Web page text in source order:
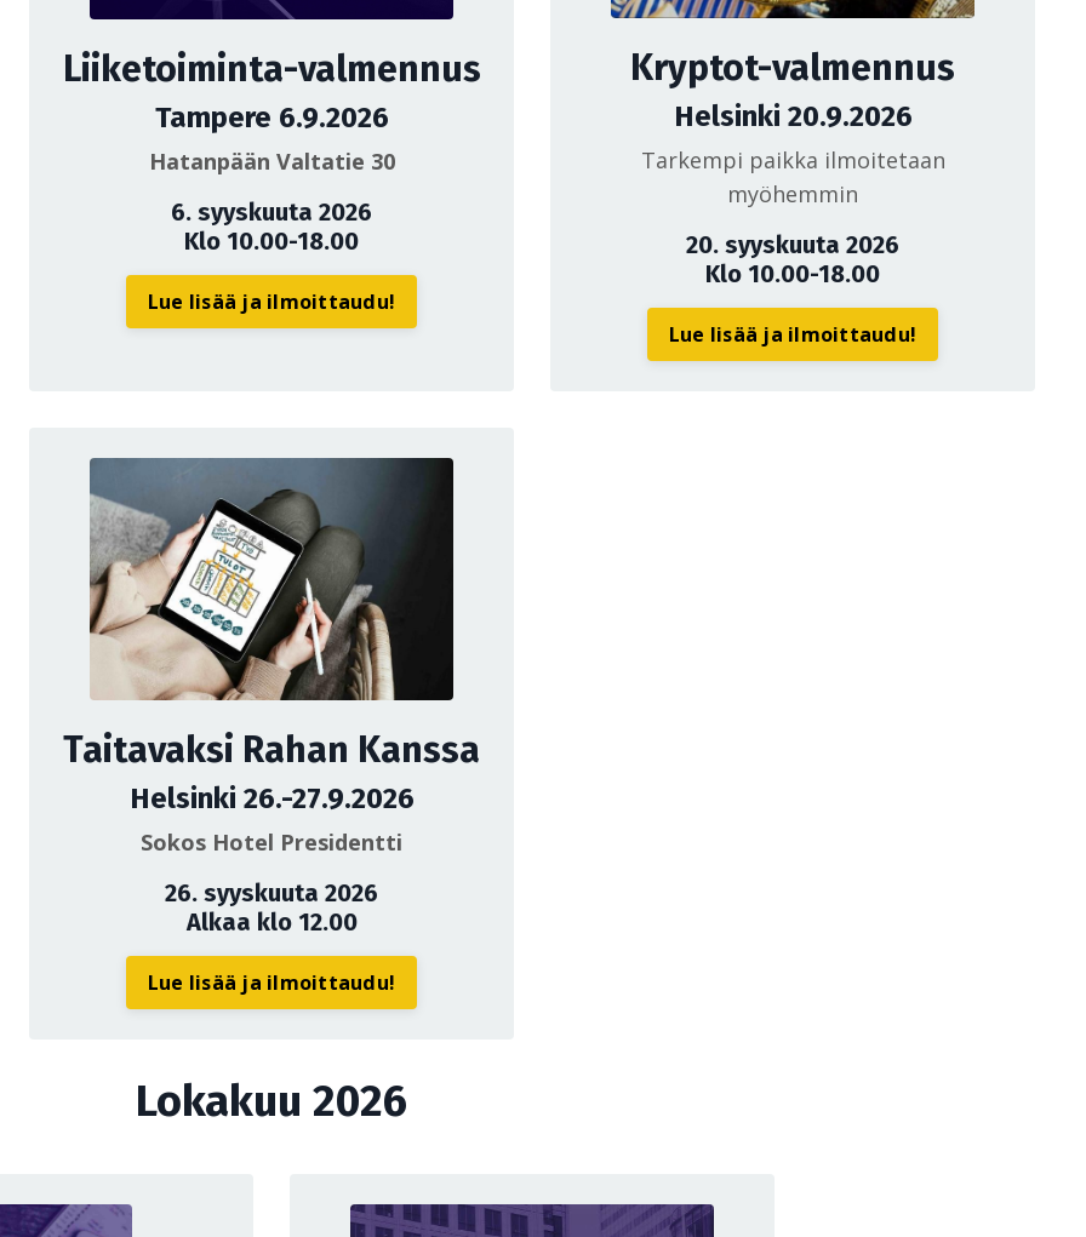
Liiketoiminta-valmennus
Tampere 6.9.2026
Hatanpään Valtatie 30
6. syyskuuta 2026
Klo 10.00-18.00
Lue lisää ja ilmoittaudu!
Kryptot-valmennus
Helsinki 20.9.2026
Tarkempi paikka ilmoitetaan
myöhemmin
20. syyskuuta 2026
Klo 10.00-18.00
Lue lisää ja ilmoittaudu!
Taitavaksi Rahan Kanssa
Helsinki 26.-27.9.2026
Sokos Hotel Presidentti
26. syyskuuta 2026
Alkaa klo 12.00
Lue lisää ja ilmoittaudu!
Lokakuu 2026